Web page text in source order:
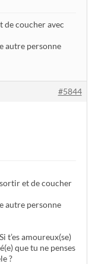
de coucher avec
autre personne
#5844
et de coucher
autre personne
t’es amoureux(se)
que tu ne penses
?